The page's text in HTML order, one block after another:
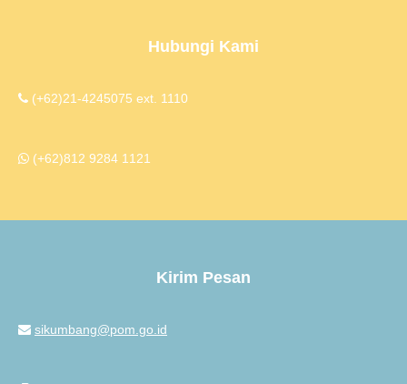
Hubungi Kami
(+62)21-4245075 ext. 1110
(+62)812 9284 1121
Kirim Pesan
sikumbang@pom.go.id